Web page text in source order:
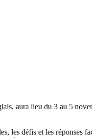
aura lieu du 3 au 5
les défis et les réponses